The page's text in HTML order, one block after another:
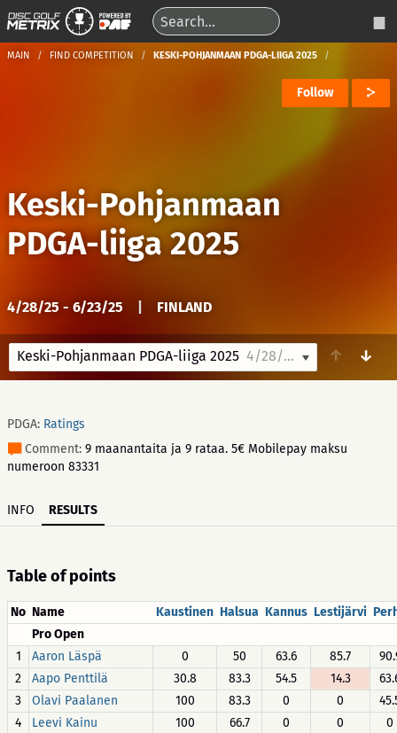
MAIN FIND COMPETITION KESKI-POHJANMAAN PDGA-LIIGA 2025
Follow
Keski-Pohjanmaan
PDGA-liiga 2025
4/28/25 - 6/23/25 FINLAND
Keski-Pohjanmaan PDGA-liiga 2025 4/28/25-6/23/25 ↑ ↓
PDGA: Ratings
Comment: 9 maanantaita ja 9 rataa. 5€ Mobilepay maksu
numeroon 83331
INFO RESULTS
Table of points
No Name Kaustinen Halsua Kannus Lestijärvi
Pro Open
1
Aaron Läspä 0 50 63.6 85.7
2
Aapo Penttilä 30.8 83.3 54.5 14.3
3
Olavi Paalanen 100 83.3 0 0
4
Leevi Kainu 100 66.7 0 0
0